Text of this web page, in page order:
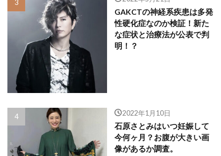
GAKCTの神経系疾患は多発
性硬化症なのか検証！新た
な症状と治療法が公表で判
明！？
2022年1月10日
石原さとみはいつ妊娠して
今何ヶ月？お腹が大きい画
像があるか調査。